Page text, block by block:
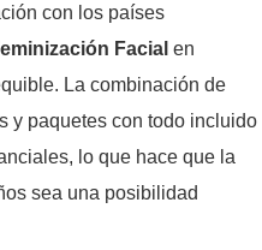
con los países
Facial en
La combinación de
y paquetes con todo incluido
lo que hace que la
sea una posibilidad